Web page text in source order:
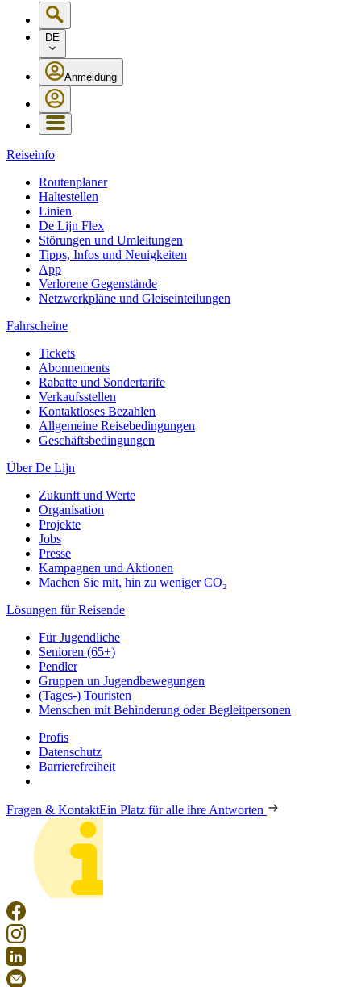
DE
Anmeldung
Reiseinfo
Routenplaner
Haltestellen
Linien
De Lijn Flex
Störungen und Umleitungen
Tipps, Infos und Neuigkeiten
App
Verlorene Gegenstände
Netzwerkpläne und Gleiseinteilungen
Fahrscheine
Tickets
Abonnements
Rabatte und Sondertarife
Verkaufsstellen
Kontaktloses Bezahlen
Allgemeine Reisebedingungen
Geschäftsbedingungen
Über De Lijn
Zukunft und Werte
Organisation
Projekte
Jobs
Presse
Kampagnen und Aktionen
Machen Sie mit, hin zu weniger CO₂
Lösungen für Reisende
Für Jugendliche
Senioren (65+)
Pendler
Gruppen un Jugendbewegungen
(Tages-) Touristen
Menschen mit Behinderung oder Begleitpersonen
Profis
Datenschutz
Barrierefreiheit
Fragen & KontaktEin Platz für alle ihre Antworten